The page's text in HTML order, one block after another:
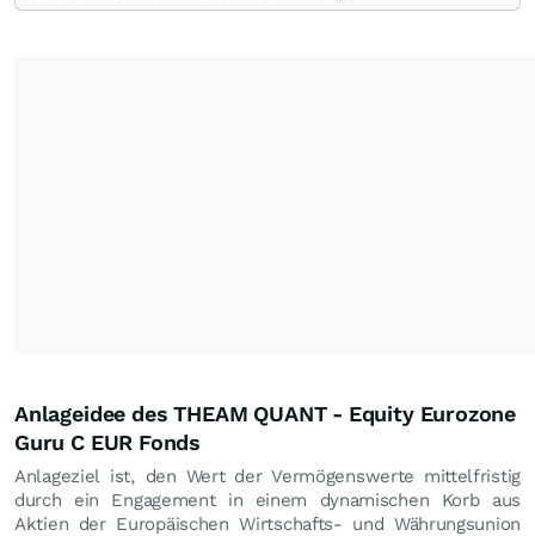
Anlageidee des THEAM QUANT - Equity Eurozone
Guru C EUR Fonds
Anlageziel ist, den Wert der Vermögenswerte mittelfristig
durch ein Engagement in einem dynamischen Korb aus
Aktien der Europäischen Wirtschafts- und Währungsunion